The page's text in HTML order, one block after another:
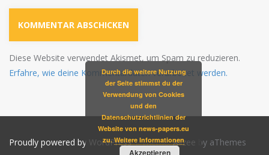
Diese Website verwendet Akismet, um Spam zu reduzieren.
Erfahre, wie deine Kommentardaten verarbeitet werden.
Proudly powered by WordPress |Theme:Alizee by aThemes
Durch die weitere Nutzung
der Seite stimmst du der
Verwendung von Cookies
und den
Datenschutzrichtlinien der
Website von news-papers.eu
zu.Weitere Informationen
Akzeptieren